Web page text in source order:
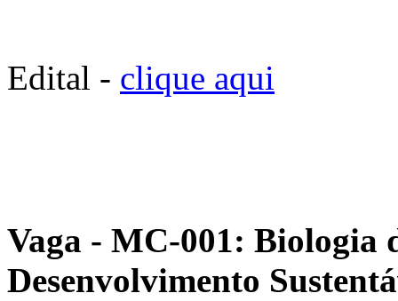
Edital - clique aqui
Vaga - MC-001: Biologia
Desenvolvimento